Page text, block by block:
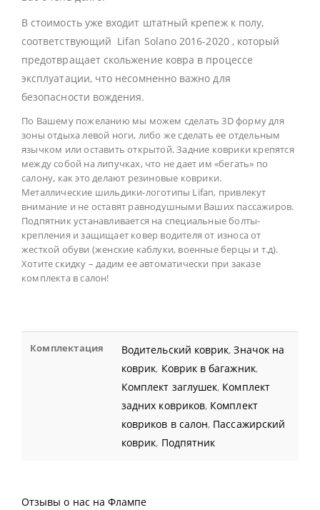
В стоимость уже входит штатный крепеж к полу,
соответствующий Lifan Solano 2016-2020 , который
предотвращает скольжение ковра в процессе
эксплуатации, что несомненно важно для
безопасности вождения.
По Вашему пожеланию мы можем сделать 3D форму для
зоны отдыха левой ноги, либо же сделать ее отдельным
язычком или оставить открытой. Задние коврики крепятся
между собой на липучках, что не дает им «бегать» по
салону, как это делают резиновые коврики.
Металлические шильдики-логотипы Lifan, привлекут
внимание и не оставят равнодушными Ваших пассажиров.
Подпятник устанавливается на специальные болты-
крепления и защищает ковер водителя от износа от
жесткой обуви (женские каблуки, военные берцы и т.д).
Хотите скидку – дадим ее автоматически при заказе
комплекта в салон!
Комплектация Водительский коврик,Значок на
коврик, Коврик в багажник,
Комплект заглушек, Комплект
задних ковриков, Комплект
ковриков в салон, Пассажирский
коврик, Подпятник
Отзывы о нас на Флампе